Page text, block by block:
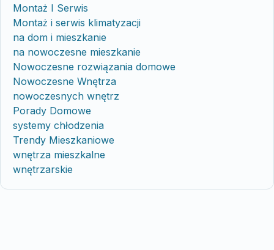
Montaż I Serwis
Montaż i serwis klimatyzacji
na dom i mieszkanie
na nowoczesne mieszkanie
Nowoczesne rozwiązania domowe
Nowoczesne Wnętrza
nowoczesnych wnętrz
Porady Domowe
systemy chłodzenia
Trendy Mieszkaniowe
wnętrza mieszkalne
wnętrzarskie